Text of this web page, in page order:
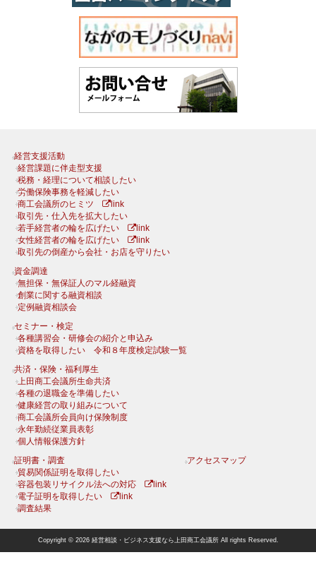
経営支援活動
経営課題に伴走型支援
税務・経理について相談したい
労働保険事務を軽減したい
商工会議所のヒミツ
link
取引先・仕入先を拡大したい
若手経営者の輪を広げたい
link
女性経営者の輪を広げたい
link
取引先の倒産から会社・お店を守りたい
資金調達
無担保・無保証人のマル経融資
創業に関する融資相談
定例融資相談会
セミナー・検定
各種講習会・研修会の紹介と申込み
資格を取得したい 令和８年度検定試験一覧
共済・保険・福利厚生
上田商工会議所生命共済
各種の退職金を準備したい
健康経営の取り組みについて
商工会議所会員向け保険制度
永年勤続従業員表彰
個人情報保護方針
証明書・調査
貿易関係証明を取得したい
容器包装リサイクル法への対応
link
電子証明を取得したい
link
調査結果
アクセスマップ
Copyright © 2026 経営相談・ビジネス支援なら上田商工会議所 All rights Reserved.